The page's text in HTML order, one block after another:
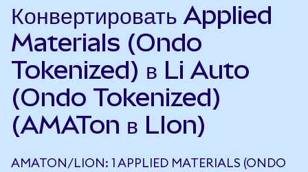
Конвертировать Applied
Materials (Ondo
Tokenized) в Li Auto
(Ondo Tokenized)
(AMATon в LIon)
AMATON/LION: 1 APPLIED MATERIALS (ONDO